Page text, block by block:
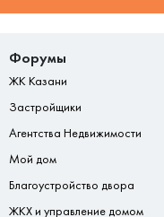
Форумы
ЖК Казани
Застройщики
Агентства Недвижимости
Мой дом
Благоустройство двора
ЖКХ и управление домом